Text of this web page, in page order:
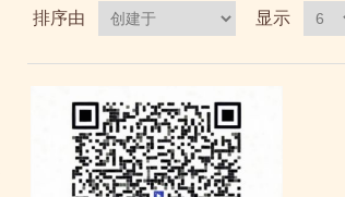
排序由 显示